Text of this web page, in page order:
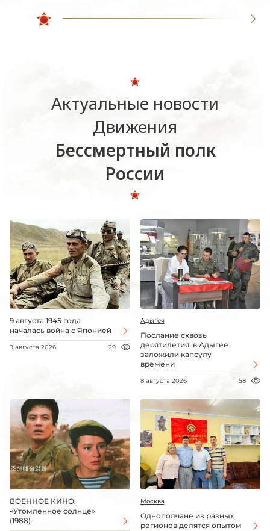
Актуальные новости
Движения
Бессмертный полк
России
9 августа 1945 года
началась война с Японией
9 августа 2026 29
Адыгея
Послание сквозь
десятилетия: в Адыгее
заложили капсулу
времени
8 августа 2026 58
ВОЕННОЕ КИНО.
«Утомленное солнце»
(1988)
Москва
Однополчане из разных
регионов делятся опытом